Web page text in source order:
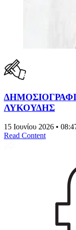
ΛΥΚΟΥΔΗΣ
15 Ιουνίου 2026 •
Read Content